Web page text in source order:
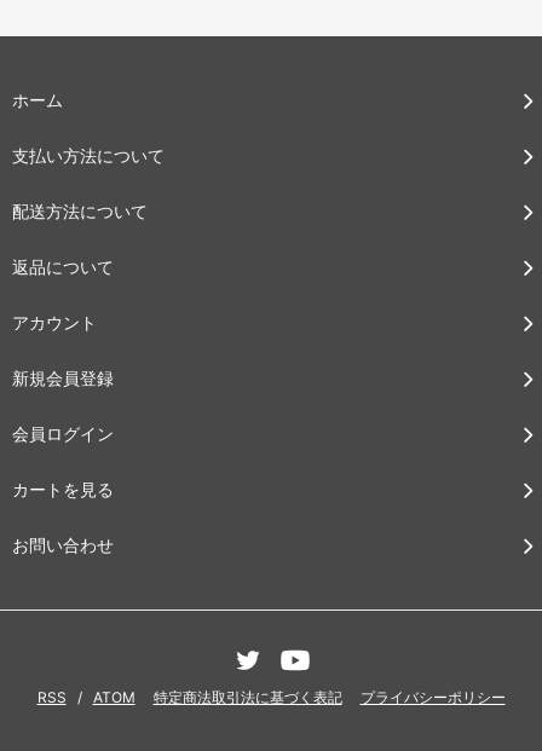
ホーム
支払い方法について
配送方法について
返品について
アカウント
新規会員登録
会員ログイン
カートを見る
お問い合わせ
RSS / ATOM 特定商法取引法に基づく表記 プライバシーポリシー